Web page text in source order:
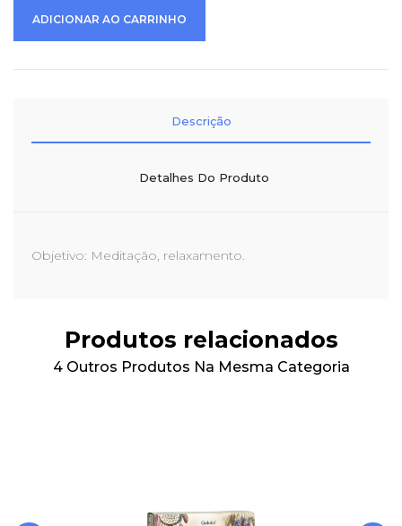
ADICIONAR AO CARRINHO
Descrição
Detalhes Do Produto
Objetivo: Meditação, relaxamento.
Produtos relacionados
4 Outros Produtos Na Mesma Categoria